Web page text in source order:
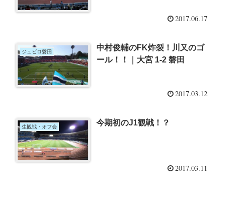
2017.06.17
ジュビロ磐田
中村俊輔のFK炸裂！川又のゴ
ール！！｜大宮 1-2 磐田
2017.03.12
生観戦・オフ会 今期初のJ1観戦！？
2017.03.11